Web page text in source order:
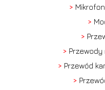
>
>
>
>
> Przewód
>